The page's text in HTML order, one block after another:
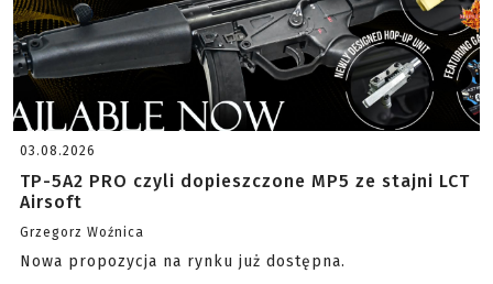
03.08.2026
TP-5A2 PRO czyli dopieszczone MP5 ze stajni LCT
Airsoft
Grzegorz Woźnica
Nowa propozycja na rynku już dostępna.